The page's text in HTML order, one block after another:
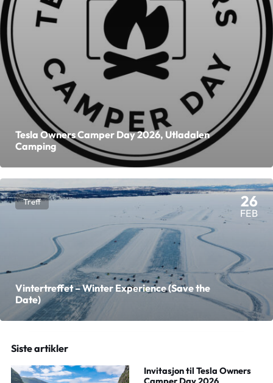
Tesla Owners Camper Day 2026, Utladalen
Camping
Treff 26
FEB
Vintertreffet – Winter Experience (Save the
Date)
Siste artikler
Invitasjon til Tesla Owners